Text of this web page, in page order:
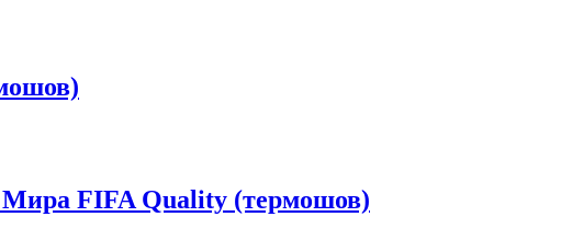
FIFA Quality (термошов)